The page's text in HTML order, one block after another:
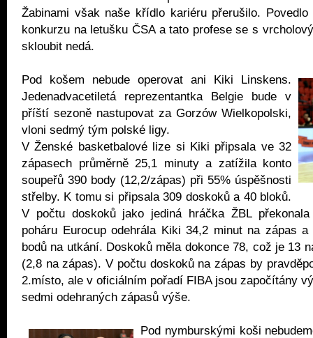
Žabinami však naše křídlo kariéru přerušilo.
konkurzu na letušku ČSA a tato profese se s
skloubit nedá.
Pod košem nebude operovat ani Kiki Linskens.
Jedenadvacetiletá reprezentantka Belgie bude v
příští sezoně nastupovat za Gorzów Wielkopolski,
vloni sedmý tým polské ligy.
V Ženské basketbalové lize si Kiki připsala ve 32
zápasech průměrně 25,1 minuty a zatížila konto
soupeřů 390 body (12,2/zápas) při 55% úspěšnosti
střelby. K tomu si připsala 309 doskoků a 40 bloků.
V počtu doskoků jako jediná hráčka ŽBL
poháru Eurocup odehrála Kiki 34,2 minut na zápas a
bodů na utkání. Doskoků měla dokonce 78, což je 13
(2,8 na zápas). V počtu doskoků na zápas by
2.místo, ale v oficiálním pořadí FIBA jsou započítány
sedmi odehraných zápasů výše.
Pod nymburskými koši